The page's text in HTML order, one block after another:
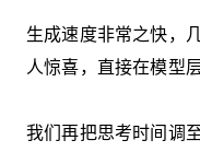
生成速度非常之快，
人惊喜，直接在模型
我们再把思考时间调